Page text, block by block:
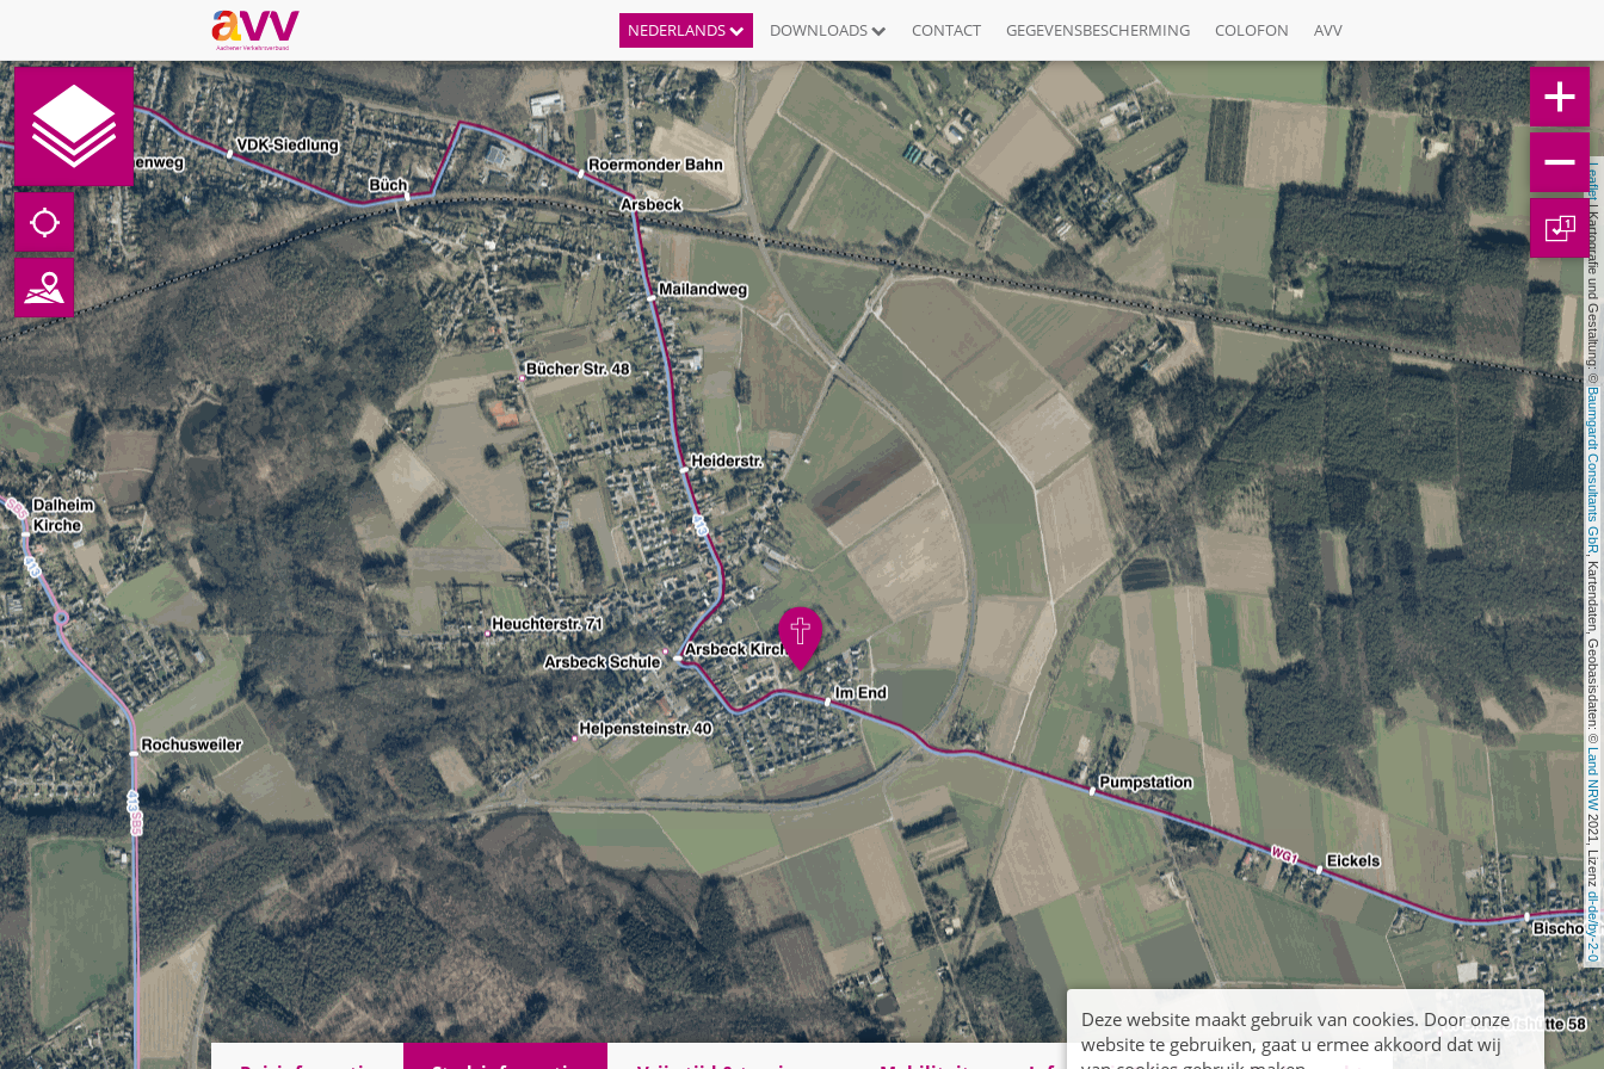
NEDERLANDS DOWNLOADS CONTACT GEGEVENSBESCHERMING COLOFON AVV
Leaflet
| Kartografie und Gestaltung: ©
Baumgardt Consultants GbR
, Kartendaten, Geobasisdaten: ©
Land NRW
2021, Lizenz
dl-de/by-2-0
1
Deze website maakt gebruik van cookies. Door onze
website te gebruiken, gaat u ermee akkoord dat wij